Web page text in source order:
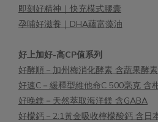
即刻好精神｜快充模式膠囊
孕哺好滋養｜DHA蘊富藻油
好上加好-高CP值系列
好酵順－加州梅消化酵素 含蔬果酵
好速C－緩釋型維他命C 500毫克 含
好晚鎂－天然萃取海洋鎂 含GABA
好檬鈣－2:1黃金吸收檸檬酸鈣 含日